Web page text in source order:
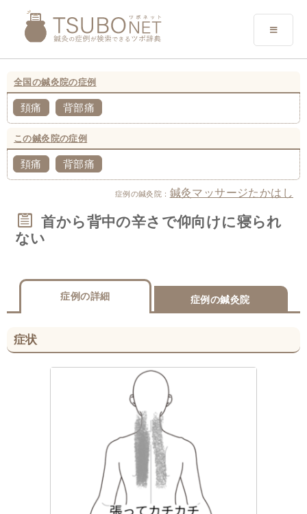
全国の鍼灸院の症例
頚痛 背部痛
この鍼灸院の症例
頚痛 背部痛
症例の鍼灸院： 鍼灸マッサージたかはし
首から背中の辛さで仰向けに寝られ
ない
症例の詳細 症例の鍼灸院
症状